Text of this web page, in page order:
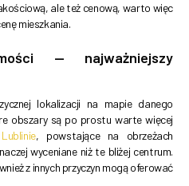
ale też cenową, warto więc
mieszkania.
— najważniejszy
lokalizacji na mapie danego
obszary są po prostu warte więcej
, powstające na obrzeżach
wyceniane niż te bliżej centrum.
z innych przyczyn mogą oferować